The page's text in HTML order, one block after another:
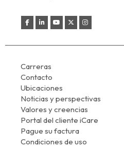
Carreras
Contacto
Ubicaciones
Noticias y perspectivas
Valores y creencias
Portal del cliente iCare
Pague su factura
Condiciones de uso